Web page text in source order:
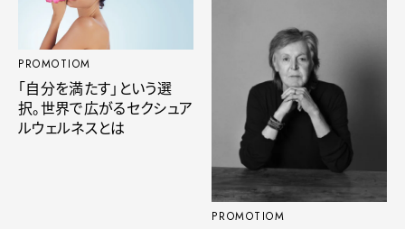
PROMOTIOM
「自分を満たす」という選
択。世界で広がるセクシュア
ルウェルネスとは
PROMOTIOM